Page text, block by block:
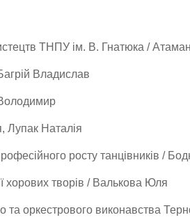
ТНПУ ім. В. Гнатюка /
Владислав
Володимир
Лупак Наталія
росту танцівників /
хорових творів / Валькова Юля
та оркестрового виконавства